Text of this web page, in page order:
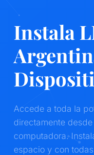
Instala
Accede a toda la
directamente
computadora.
espacio y con